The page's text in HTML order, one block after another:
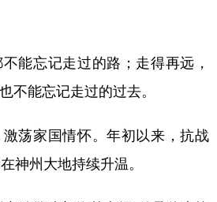
忘记走过的路；走得再远，
不能忘记走过的过去。
家国情怀。年初以来，抗战
神州大地持续升温。